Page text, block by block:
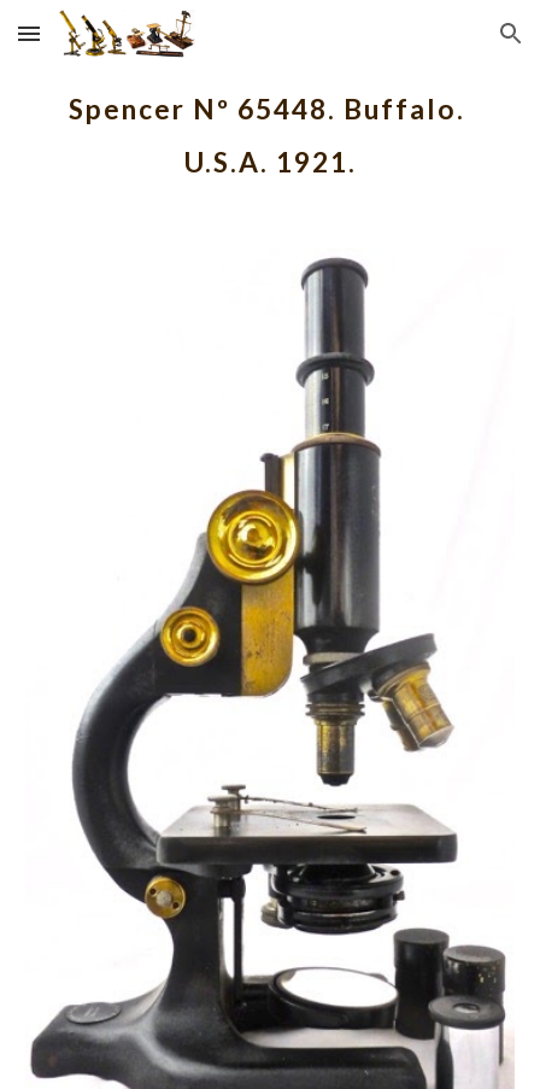
Skip to main content Skip to navigation
Spencer Nº 65448. Buffalo.
U.S.A. 1921.